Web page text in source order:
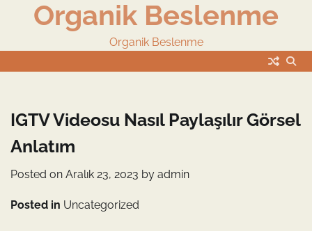
Organik Beslenme
Organik Beslenme
IGTV Videosu Nasıl Paylaşılır Görsel
Anlatım
Posted on Aralık 23, 2023 by admin
Posted in Uncategorized